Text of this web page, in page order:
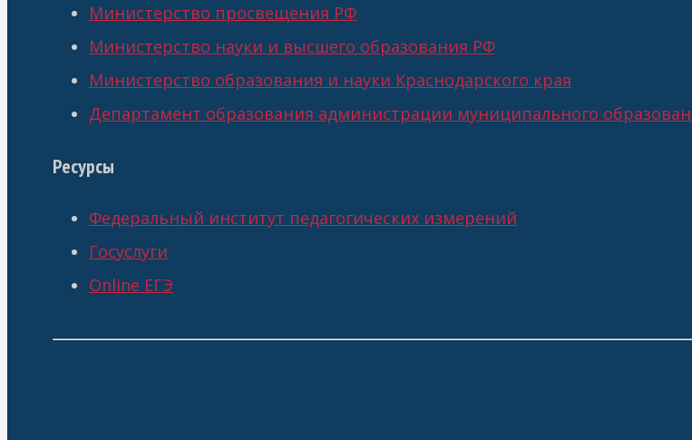
Министерство просвещения РФ
Министерство науки и высшего образования РФ
Министерство образования и науки Краснодарского края
Департамент образования администрации муниципального
Ресурсы
Федеральный институт педагогических измерений
Госуслуги
Online ЕГЭ